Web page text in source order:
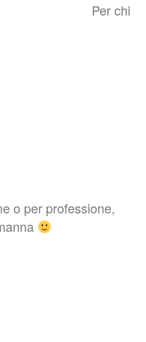
Per chi
o per professione,